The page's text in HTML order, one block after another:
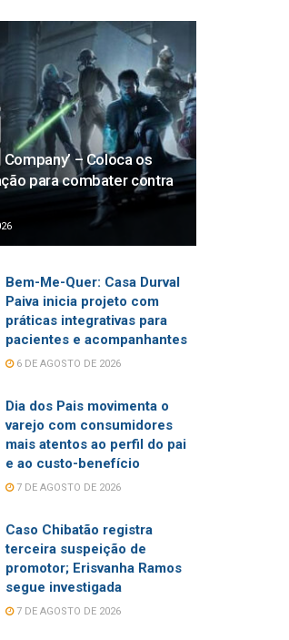
– Coloca os
para combater contra
Bem-Me-Quer: Casa Durval
Paiva inicia projeto com
práticas integrativas para
pacientes e acompanhantes
6 DE AGOSTO DE 2026
Dia dos Pais movimenta o
varejo com consumidores
mais atentos ao perfil do pai
e ao custo-benefício
7 DE AGOSTO DE 2026
Caso Chibatão registra
terceira suspeição de
promotor; Erisvanha Ramos
segue investigada
7 DE AGOSTO DE 2026